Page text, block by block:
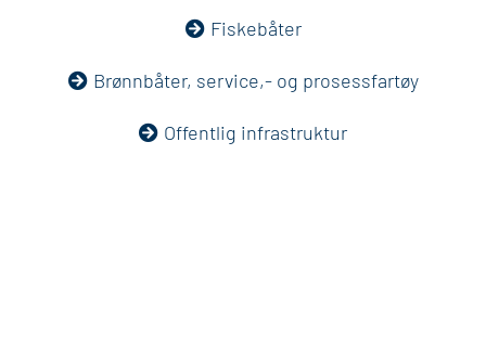
Fiskebåter
Brønnbåter, service,- og prosessfartøy
Offentlig infrastruktur